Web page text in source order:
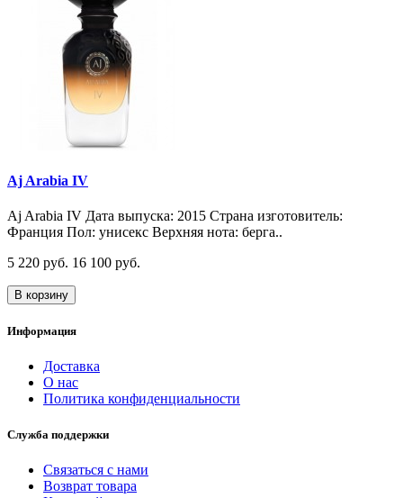
Aj Arabia IV
Aj Arabia IV Дата выпуска: 2015 Страна изготовитель:
Франция Пол: унисекс Верхняя нота: берга..
5 220 руб. 16 100 руб.
В корзину
Информация
Доставка
О нас
Политика конфиденциальности
Служба поддержки
Связаться с нами
Возврат товара